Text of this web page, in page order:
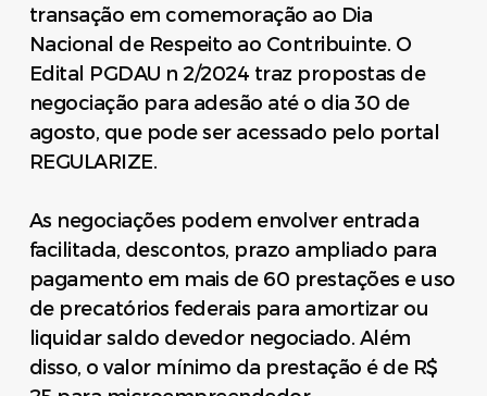
transação em comemoração ao Dia
Nacional de Respeito ao Contribuinte. O
Edital PGDAU n 2/2024 traz propostas de
negociação para adesão até o dia 30 de
agosto, que pode ser acessado pelo portal
REGULARIZE.
As negociações podem envolver entrada
facilitada, descontos, prazo ampliado para
pagamento em mais de 60 prestações e uso
de precatórios federais para amortizar ou
liquidar saldo devedor negociado. Além
disso, o valor mínimo da prestação é de R$